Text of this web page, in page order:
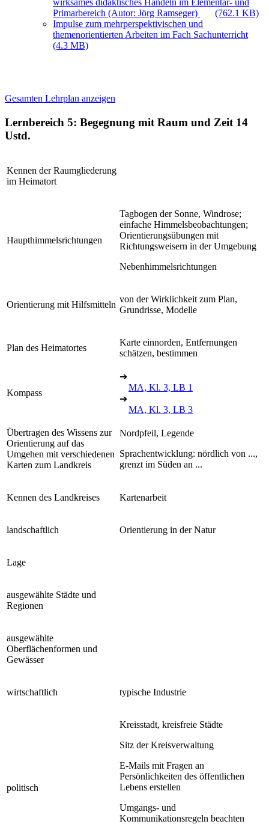
wirksames didaktisches Handeln im Elementar- und
Primarbereich (Autor: Jörg Ramseger)
(762.1 KB)
Impulse zum mehrperspektivischen und
themenorientierten Arbeiten im Fach Sachunterricht
(4.3 MB)
Gesamten Lehrplan anzeigen
Lernbereich 5: Begegnung mit Raum und Zeit 14
Ustd.
Kennen der Raumgliederung
im Heimatort
Haupthimmelsrichtungen
Tagbogen der Sonne, Windrose;
einfache Himmelsbeobachtungen;
Orientierungsübungen mit
Richtungsweisern in der Umgebung
Nebenhimmelsrichtungen
Orientierung mit Hilfsmitteln
von der Wirklichkeit zum Plan,
Grundrisse, Modelle
Plan des Heimatortes
Karte einnorden, Entfernungen
schätzen, bestimmen
Kompass
➔
MA, Kl. 3, LB 1
➔
MA, Kl. 3, LB 3
Übertragen des Wissens zur
Orientierung auf das
Umgehen mit verschiedenen
Karten zum Landkreis
Nordpfeil, Legende
Sprachentwicklung: nördlich von ...,
grenzt im Süden an ...
Kennen des Landkreises Kartenarbeit
landschaftlich Orientierung in der Natur
Lage
ausgewählte Städte und
Regionen
ausgewählte
Oberflächenformen und
Gewässer
wirtschaftlich typische Industrie
politisch
Kreisstadt, kreisfreie Städte
Sitz der Kreisverwaltung
E-Mails mit Fragen an
Persönlichkeiten des öffentlichen
Lebens erstellen
Umgangs- und
Kommunikationsregeln beachten